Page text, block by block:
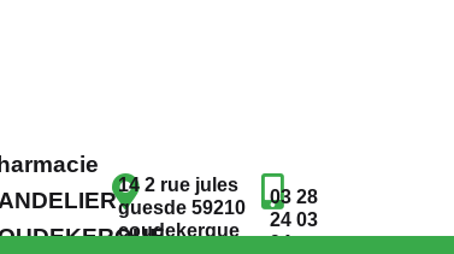
14 2 rue jules
guesde 59210
coudekerque
03 28
24 03
94